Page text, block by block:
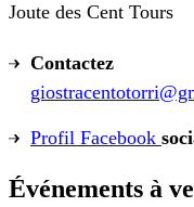
Joute des Cent Tours
Contactez
Profil Facebook
Événements à